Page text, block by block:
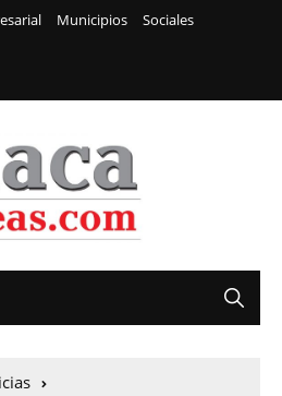
Municipios
Sociales